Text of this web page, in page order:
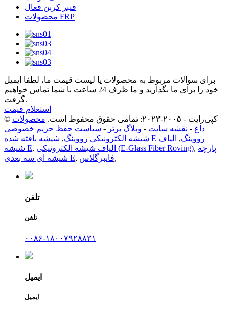
فیبر کربن فعال
محصولات FRP
برای سوالات مربوط به محصولات یا لیست قیمت ما، لطفا ایمیل
خود را برای ما بگذارید و ما ظرف 24 ساعت با شما تماس خواهیم
گرفت.
استعلام قیمت
© کپی‌رایت - ۲۰۰۵-۲۰۲۳: تمامی حقوق محفوظ است.
محصولات
داغ - نقشه سایت - وبلاگ برتر - سیاست حفظ حریم خصوصی
شیشه الکترونیکی رووینگ, شیشه بافته شده E رووینگ, الیاف
شیشه E, الیاف شیشه الکترونیکی (E-Glass Fiber Roving), پارچه
شیشه ای سه بعدی E, فایبرگلاس,
تلفن
تلفن
۰۰۸۶-۱۸۰۰۷۹۲۸۸۳۱
ایمیل
ایمیل